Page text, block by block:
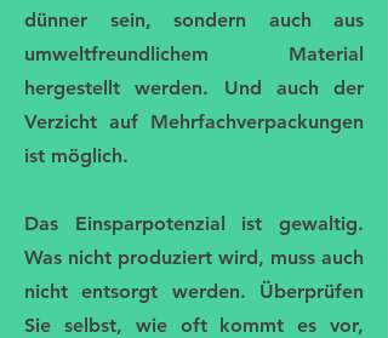
dünner sein, sondern auch aus
umweltfreundlichem Material
hergestellt werden. Und auch der
Verzicht auf Mehrfachverpackungen
ist möglich.
Das Einsparpotenzial ist gewaltig.
Was nicht produziert wird, muss auch
nicht entsorgt werden. Überprüfen
Sie selbst, wie oft kommt es vor,